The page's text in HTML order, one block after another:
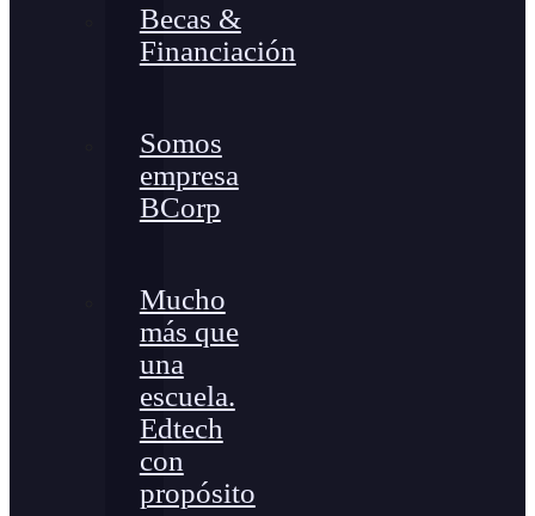
Becas &
Financiación
Somos
empresa
BCorp
Mucho
más que
una
escuela.
Edtech
con
propósito